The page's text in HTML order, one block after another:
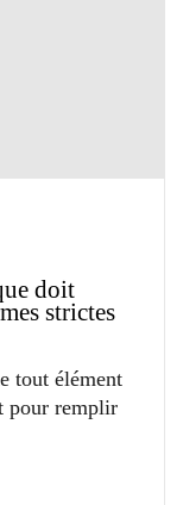
doit
strictes
tout élément
pour remplir